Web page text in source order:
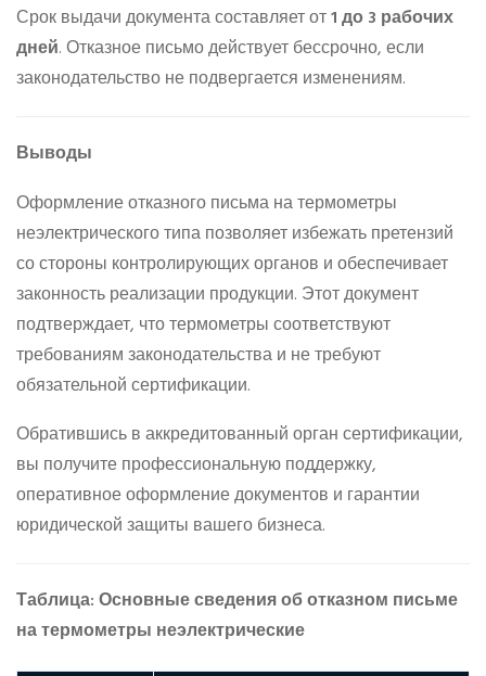
Срок выдачи документа составляет от1 до 3 рабочих
дней. Отказное письмо действует бессрочно, если
законодательство не подвергается изменениям.
Выводы
Оформление отказного письма на термометры
неэлектрического типа позволяет избежать претензий
со стороны контролирующих органов и обеспечивает
законность реализации продукции. Этот документ
подтверждает, что термометры соответствуют
требованиям законодательства и не требуют
обязательной сертификации.
Обратившись в аккредитованный орган сертификации,
вы получите профессиональную поддержку,
оперативное оформление документов и гарантии
юридической защиты вашего бизнеса.
Таблица: Основные сведения об отказном письме
на термометры неэлектрические